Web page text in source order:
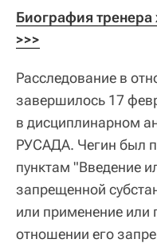
Биография тренера
>>>
Расследование в
завершилось 17
в дисциплинарном
РУСАДА. Чегин был
пунктам "Введение
запрещенной
или применение или
отношении его